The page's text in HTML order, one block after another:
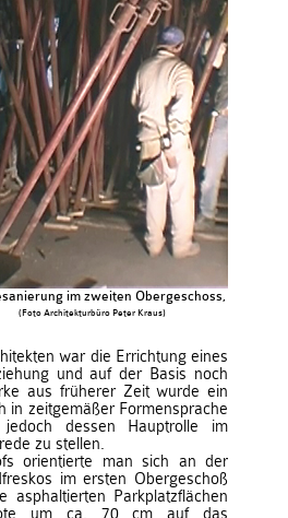
im zweiten Obergeschoss, Westflügel
(Foto Architekturbüro Peter Kraus)
war die Errichtung eines
und auf der Basis noch
aus früherer Zeit wurde ein
in zeitgemäßer Formensprache
dessen Hauptrolle im
zu stellen.
orientierte man sich an der
im ersten Obergeschoß
asphaltierten Parkplatzflächen
um ca. 70 cm auf das